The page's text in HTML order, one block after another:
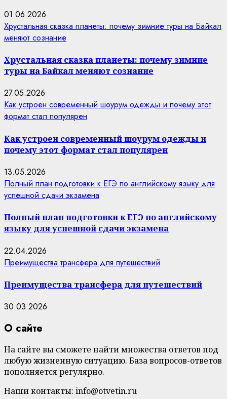
01.06.2026
Хрустальная сказка планеты: почему зимние туры на Байкал
меняют сознание
Хрустальная сказка планеты: почему зимние
туры на Байкал меняют сознание
27.05.2026
Как устроен современный шоурум одежды и почему этот
формат стал популярен
Как устроен современный шоурум одежды и
почему этот формат стал популярен
13.05.2026
Полный план подготовки к ЕГЭ по английскому языку для
успешной сдачи экзамена
Полный план подготовки к ЕГЭ по английскому
языку для успешной сдачи экзамена
22.04.2026
Преимущества трансфера для путешествий
Преимущества трансфера для путешествий
30.03.2026
О сайте
На сайте вы сможете найти множества ответов под
любую жизненную ситуацию. База вопросов-ответов
пополняется регулярно.
Наши контакты: info@otvetin.ru